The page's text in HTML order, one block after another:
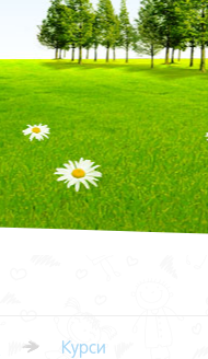
Курси